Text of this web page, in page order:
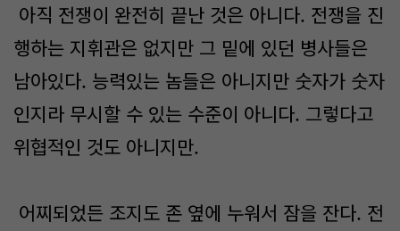
아직 전쟁이 완전히 끝난 것은 아니다. 전쟁을 진
행하는 지휘관은 없지만 그 밑에 있던 병사들은
남아있다. 능력있는 놈들은 아니지만 숫자가 숫자
인지라 무시할 수 있는 수준이 아니다. 그렇다고
위협적인 것도 아니지만.
어찌되었든 조지도 존 옆에 누워서 잠을 잔다. 전